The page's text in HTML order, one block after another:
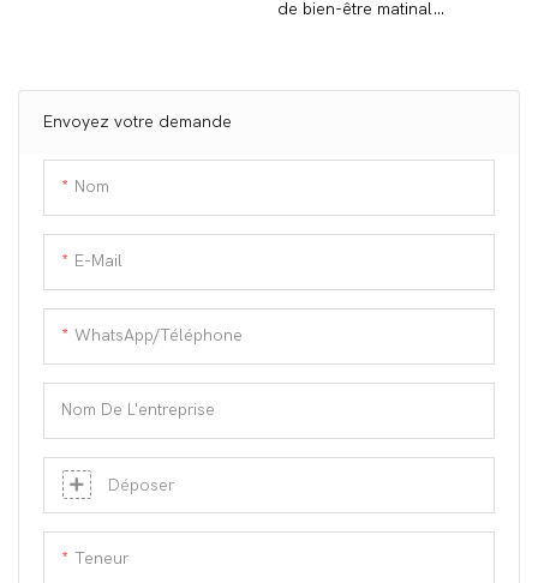
Envoyez votre demande
Nom
E-Mail
WhatsApp/téléphone
Nom De L'entreprise
Déposer
Teneur
Adulte, Grattoir De
de bien-être matinal
doucement les toxines et les